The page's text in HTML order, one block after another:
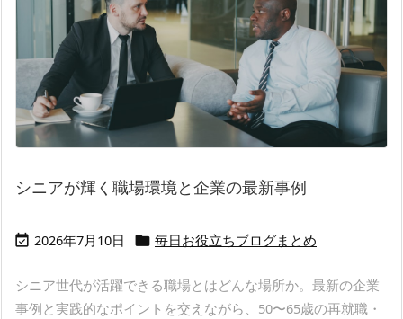
シニアが輝く職場環境と企業の最新事例
 2026年7月10日  毎日お役立ちブログまとめ
シニア世代が活躍できる職場とはどんな場所か。最新の企業
事例と実践的なポイントを交えながら、50〜65歳の再就職・